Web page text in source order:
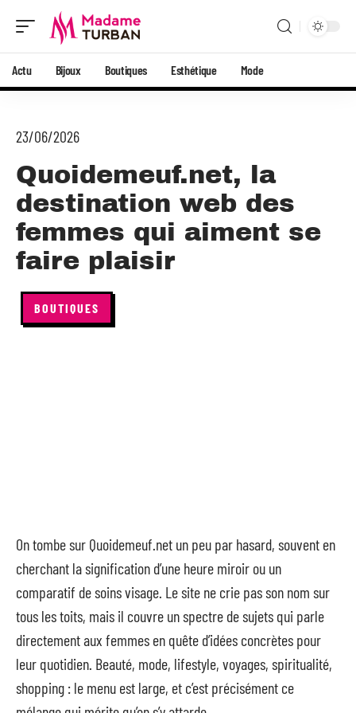
Actu Bijoux Boutiques Esthétique Mode
23/06/2026
Quoidemeuf.net, la
destination web des
femmes qui aiment se
faire plaisir
BOUTIQUES
On tombe sur Quoidemeuf.net un peu par hasard, souvent en
cherchant la signification d’une heure miroir ou un
comparatif de soins visage. Le site ne crie pas son nom sur
tous les toits, mais il couvre un spectre de sujets qui parle
directement aux femmes en quête d’idées concrètes pour
leur quotidien. Beauté, mode, lifestyle, voyages, spiritualité,
shopping : le menu est large, et c’est précisément ce